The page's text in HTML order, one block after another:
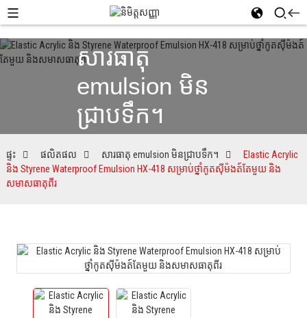
សារធាតុ
emulsion មិន
ជ្រាបទឹក។
ផ្ទះ ផលិតផល សារធាតុ emulsion មិនជ្រាបទឹក។
Elastic Acrylic
និង Styrene Waterproof Emulsion HX-418 សម្រាប់ថ្នាំកូតស៊ីម៉ងត៍តែមួយ និង
សមាសធាតុពីរ